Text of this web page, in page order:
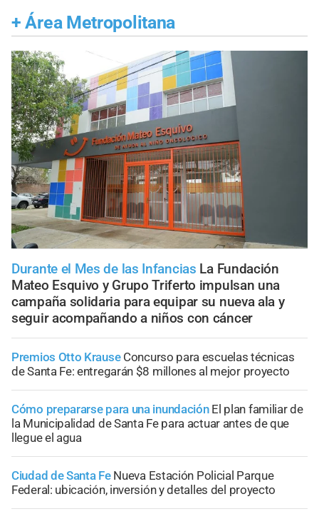
+ Área Metropolitana
Durante el Mes de las Infancias La Fundación
Mateo Esquivo y Grupo Triferto impulsan una
campaña solidaria para equipar su nueva ala y
seguir acompañando a niños con cáncer
Premios Otto Krause Concurso para escuelas técnicas
de Santa Fe: entregarán $8 millones al mejor proyecto
Cómo prepararse para una inundación El plan familiar de
la Municipalidad de Santa Fe para actuar antes de que
llegue el agua
Ciudad de Santa Fe Nueva Estación Policial Parque
Federal: ubicación, inversión y detalles del proyecto